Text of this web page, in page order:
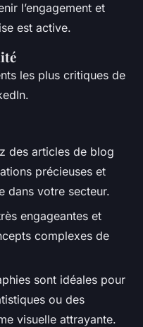
l’engagement et
est active.
les plus critiques de
des articles de blog
précieuses et
dans votre secteur.
engageantes et
complexes de
sont idéales pour
ou des
visuelle attrayante.